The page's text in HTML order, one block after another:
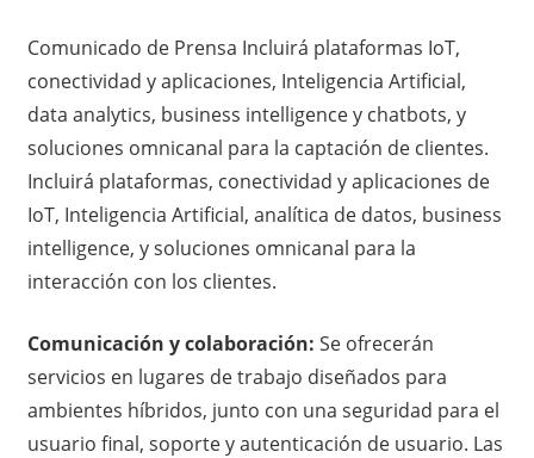
Comunicado de Prensa Incluirá plataformas IoT,
conectividad y aplicaciones, Inteligencia Artificial,
data analytics, business intelligence y chatbots, y
soluciones omnicanal para la captación de clientes.
Incluirá plataformas, conectividad y aplicaciones de
IoT, Inteligencia Artificial, analítica de datos, business
intelligence, y soluciones omnicanal para la
interacción con los clientes.
Comunicación y colaboración: Se ofrecerán
servicios en lugares de trabajo diseñados para
ambientes híbridos, junto con una seguridad para el
usuario final, soporte y autenticación de usuario. Las